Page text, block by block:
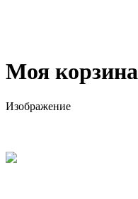
Моя корзина
Изображение